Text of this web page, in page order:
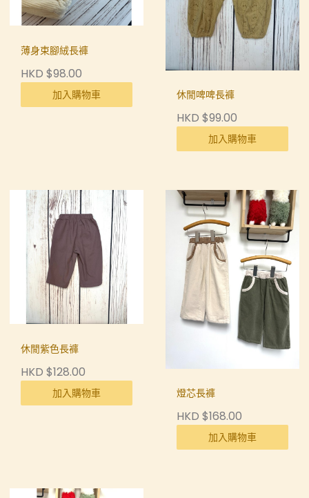
薄身束腳絨長褲
HKD $98.00
加入購物車 休閒啤啤長褲
HKD $99.00
加入購物車
休閒紫色長褲
HKD $128.00
加入購物車 燈芯長褲
HKD $168.00
加入購物車